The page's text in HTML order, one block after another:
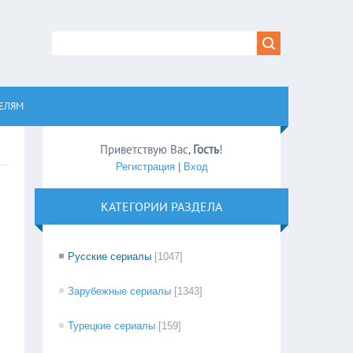
Приветствую Вас, Гость!
Регистрация| Вход
КАТЕГОРИИ РАЗДЕЛА
Русские сериалы [1047]
Зарубежные сериалы [1343]
Турецкие сериалы [159]